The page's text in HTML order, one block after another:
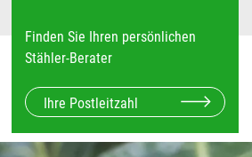
Finden Sie Ihren persönlichen
Stähler-Berater